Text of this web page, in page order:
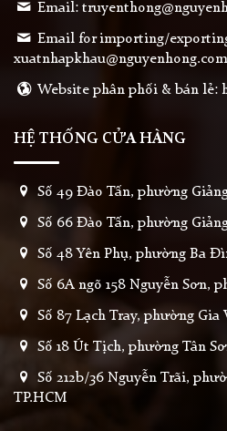
Email:
Email for importing/
Website phân phối & bán lẻ:
HỆ THỐNG CỬA HÀNG
Số 49 Đào Tấn, phường
Số 66 Đào Tấn, phường
Số 48 Yên Phụ, phường Ba
Số 6A ngõ 158 Nguyễn Sơn,
Số 87 Lạch Tray, phường Gia
Số 18 Út Tịch, phường Tân
Số 212b/36 Nguyễn Trãi,
TP.HCM